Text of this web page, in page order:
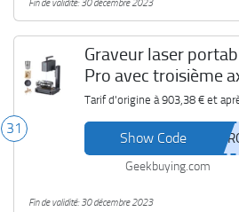
Fin de validité: 30 décembre 2023
31
Graveur laser
Pro avec troisième
Tarif d'origine à903,38 €et
Show Code
Geekbuying.com
Fin de validité: 30 décembre 2023